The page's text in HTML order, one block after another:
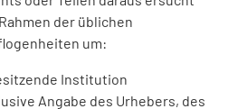
der üblichen
um:
Institution
Angabe des Urhebers, des